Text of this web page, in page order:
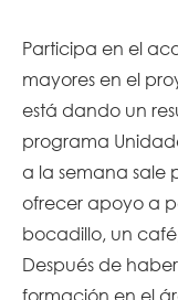
Participa en el
mayores en el
está dando un
programa
a la semana sale
ofrecer apoyo a
bocadillo, un
Después de
formación en el